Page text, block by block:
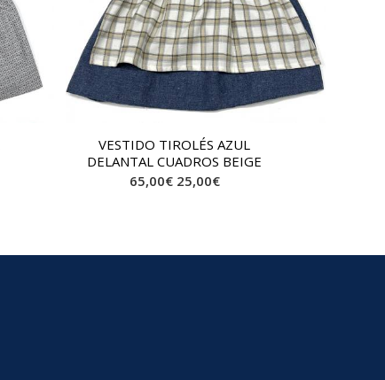
VESTIDO TIROLÉS AZUL
DELANTAL CUADROS BEIGE
65,00€ 25,00€